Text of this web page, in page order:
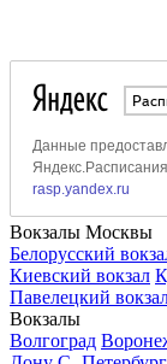
Вокзалы Москвы
Белорусский
Киевский вокзал
Павелецкий
Вокзалы
Волгоград